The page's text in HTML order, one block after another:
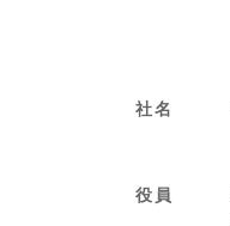
社名
役員